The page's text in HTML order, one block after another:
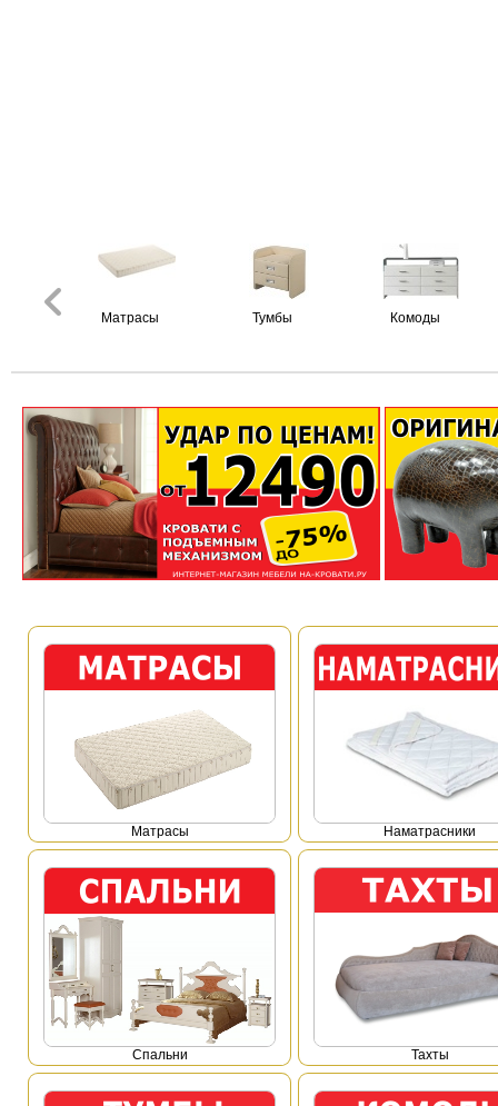
Матрасы Тумбы Комоды
Mатрасы Наматрасники
Спальни Тахты